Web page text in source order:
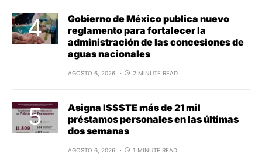
Gobierno de México publica nuevo
reglamento para fortalecer la
administración de las concesiones de
aguas nacionales
AGOSTO 6, 2026 2 MINUTE READ
Asigna ISSSTE más de 21 mil
préstamos personales en las últimas
dos semanas
AGOSTO 6, 2026 1 MINUTE READ